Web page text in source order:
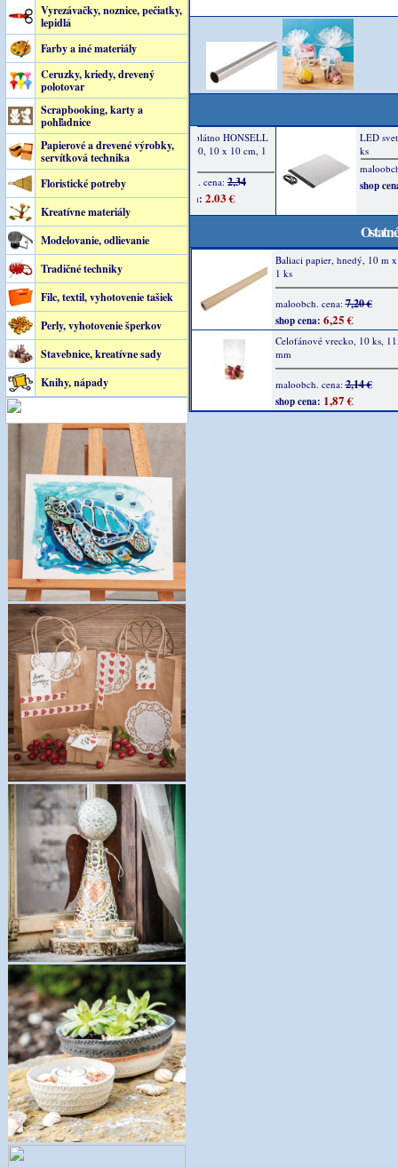
Vyrezávačky, noznice, pečiatky,
lepidlá
Farby a iné materiály
Ceruzky, kriedy, drevený
polotovar
Scrapbooking, karty a
pohľadnice
Papierové a drevené výrobky,
servítková technika
Floristické potreby
Kreatívne materiály
Modelovanie, odlievanie
Tradičné techniky
Filc, textil, vyhotovenie tašiek
Perly, vyhotovenie šperkov
Stavebnice, kreatívne sady
Knihy, nápady
Baliaci papier, hnedý, 10 m
1 ks
maloobch. cena:7,20 €
shop cena: 6,25 €
Celofánové vrecko, 10 ks,
mm
maloobch. cena:2,14 €
shop cena: 1,87 €